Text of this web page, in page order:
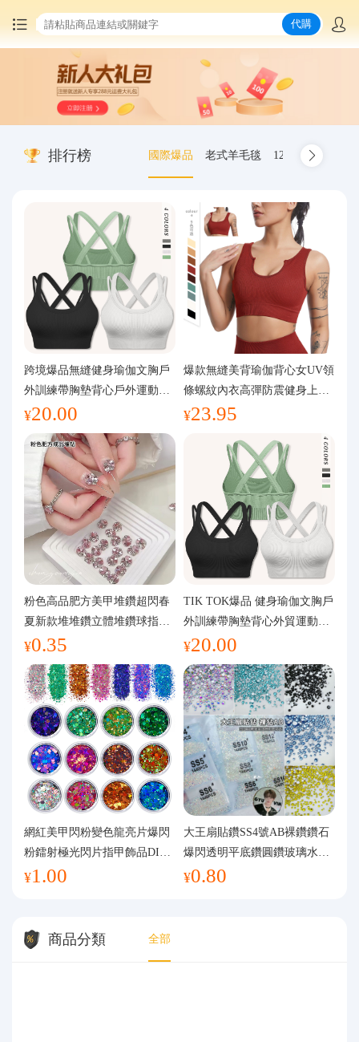
中國商品代購
集運服務
最新公告
物流資訊
代購問答
關於我們
代購
排行榜 國際爆品 老式羊毛毯 12.00-20 truck
跨境爆品無縫健身瑜伽文胸戶
外訓練帶胸墊背心戶外運動瑜
伽服女
¥20.00
爆款無縫美背瑜伽背心女UV領
條螺紋內衣高彈防震健身上裝
運動文胸
¥23.95
粉色高品肥方美甲堆鑽超閃春
夏新款堆堆鑽立體堆鑽球指甲
裝飾品
¥0.35
TIK TOK爆品 健身瑜伽文胸戶
外訓練帶胸墊背心外貿運動瑜
伽服女
¥20.00
網紅美甲閃粉變色龍亮片爆閃
粉鐳射極光閃片指甲飾品DIY
手工流麻
¥1.00
大王扇貼鑽SS4號AB裸鑽鑽石
爆閃透明平底鑽圓鑽玻璃水鑽
美甲鑽飾
¥0.80
商品分類 全部